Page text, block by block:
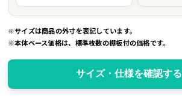
※サイズは商品の外寸を表記しています。
※本体ベース価格は、標準枚数の棚板付の価格です。
サイズ・仕様を確認する